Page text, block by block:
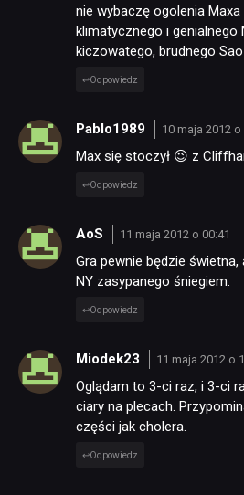
nie wybaczę ogolenia
klimatycznego i genialnego
kiczowatego, brudnego
Odpowiedz
Pablo1989 10 maja 2012 o
Max się stoczył 😉 z
Odpowiedz
AoS 11 maja 2012 o 00:41
Gra pewnie będzie
NY zasypanego śniegiem.
Odpowiedz
Miodek23 11 maja 2012 o
Oglądam to 3-ci raz, i 3-ci
ciary na plecach.
części jak cholera.
Odpowiedz